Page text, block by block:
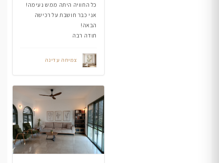
כל החוויה היתה ממש נעימה!
אני כבר חושבת על רכישה
הבאה!
תודה רבה
צמיחה עדינה